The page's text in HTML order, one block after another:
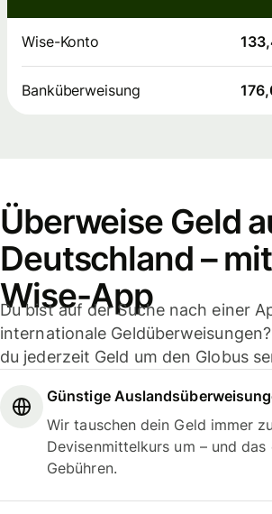
Wise-Konto
Banküberweisung
Überweise Geld
Deutschland –
Wise-App
Du bist auf der Suche nach einer
internationale
du jederzeit Geld um den Globus
Günstige
Wir tauschen dein Geld immer
Devisenmittelkurs um – und
Gebühren.